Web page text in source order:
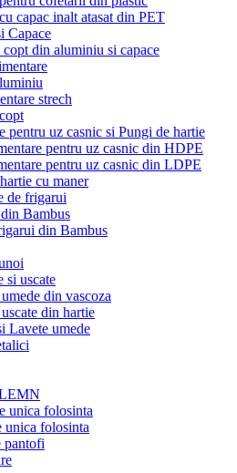
capac inalt atasat din PET
Capace
copt din aluminiu si capace
strech
pentru uz casnic si Pungi de hartie
pentru uz casnic din HDPE
pentru uz casnic din LDPE
cu maner
de frigarui
Bambus
din Bambus
si uscate
din vascoza
din hartie
Lavete umede
unica folosinta
unica folosinta
pantofi